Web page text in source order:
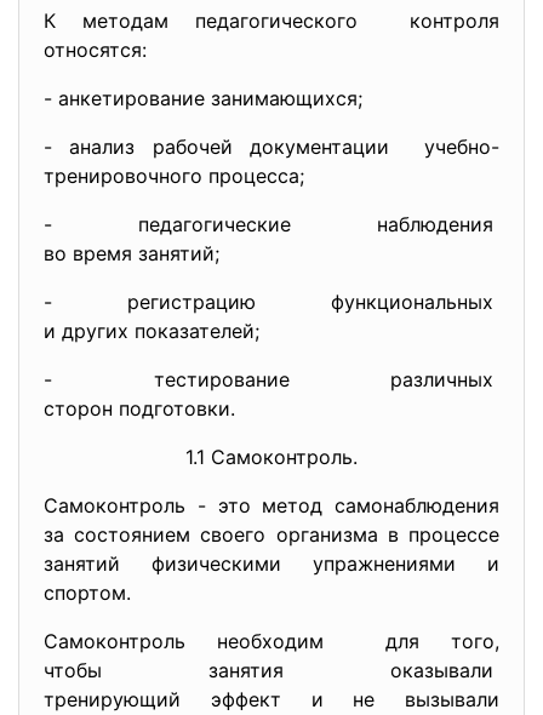
К методам педагогического контроля
относятся:
- анкетирование занимающихся;
- анализ рабочей документации учебно-
тренировочного процесса;
- педагогические наблюдения
во время занятий;
- регистрацию функциональных
и других показателей;
- тестирование различных
сторон подготовки.
1.1 Самоконтроль.
Самоконтроль - это метод самонаблюдения
за состоянием своего организма в процессе
занятий физическими упражнениями и
спортом.
Самоконтроль необходим для того,
чтобы занятия оказывали
тренирующий эффект и не вызывали